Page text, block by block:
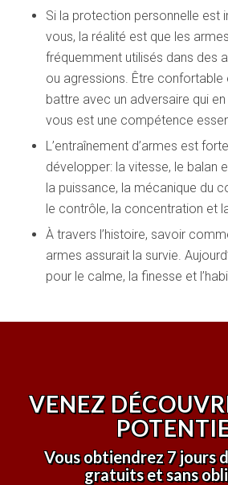
Si la protection personnelle est
vous, la réalité est que les
fréquemment utilisés dans des
ou agressions. Être
battre avec un adversaire qui
vous est une compétence
L’entraînement d’armes est
développer: la vitesse, le balan
la puissance, la mécanique du
le contrôle, la concentration et
À travers l’histoire, savoir
armes assurait la survie.
pour le calme, la finesse et
VENEZ
Vous obtiendrez 7 jours
gratuits et sans